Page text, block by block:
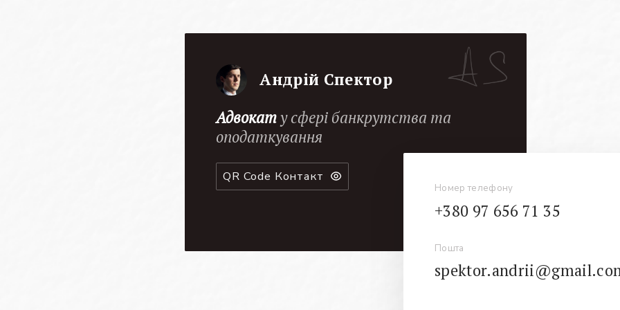
Андрій Спектор
Адвокату сфері банкрутства та
оподаткування
QR Code Контакт
Номер телефону
+380 97 656 71 35
Пошта